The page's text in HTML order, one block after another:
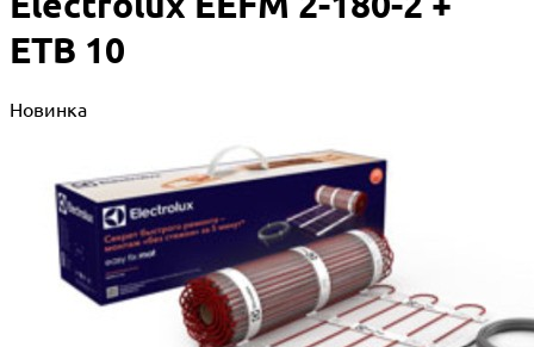
ETB 10
Новинка